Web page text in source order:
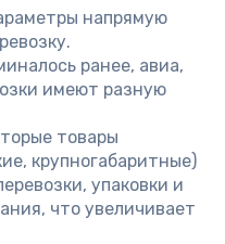
напрямую
ранее, авиа,
имеют разную
товары
крупногабаритные)
упаковки и
что увеличивает